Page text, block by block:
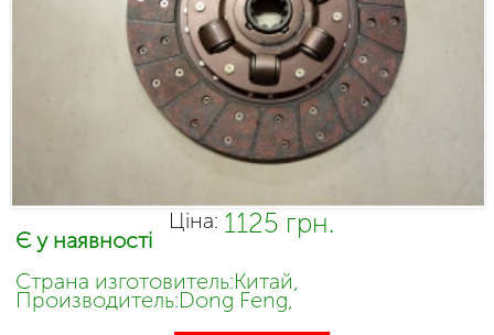
Ціна: 1125 грн.
Є у наявності
Страна изготовитель:Китай,
Производитель:Dong Feng,